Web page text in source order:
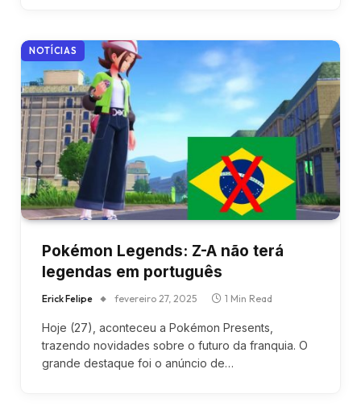
NOTÍCIAS
Pokémon Legends: Z-A não terá
legendas em português
Erick Felipe fevereiro 27, 2025 1 Min Read
Hoje (27), aconteceu a Pokémon Presents,
trazendo novidades sobre o futuro da franquia. O
grande destaque foi o anúncio de…